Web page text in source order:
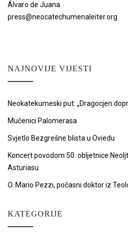
Álvaro de Juana
press@neocatechumenaleiter.org
NAJNOVIJE VIJESTI
Neokatekumeski put: „Dragocjen
Mučenici Palomerasa
Svjetlo Bezgrešne blista u Oviedu
Koncert povodom 50. obljetnice
Asturiasu
O. Mario Pezzi, počasni doktor iz
KATEGORIJE